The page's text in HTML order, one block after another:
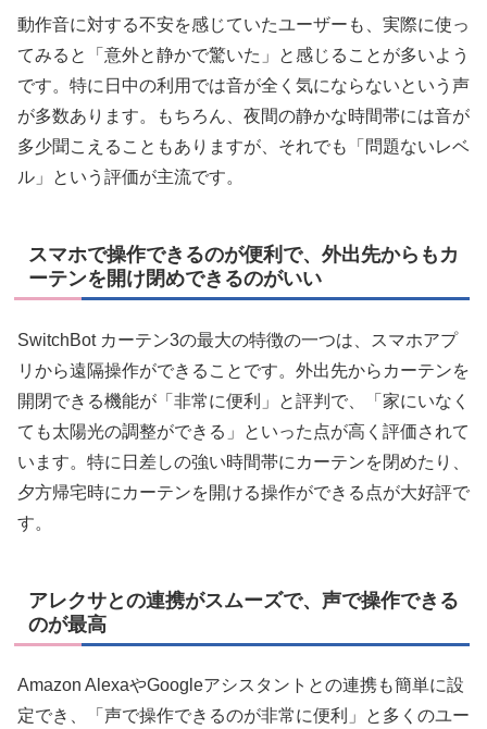
動作音に対する不安を感じていたユーザーも、実際に使っ
てみると「意外と静かで驚いた」と感じることが多いよう
です。特に日中の利用では音が全く気にならないという声
が多数あります。もちろん、夜間の静かな時間帯には音が
多少聞こえることもありますが、それでも「問題ないレベ
ル」という評価が主流です。
スマホで操作できるのが便利で、外出先からもカ
ーテンを開け閉めできるのがいい
SwitchBot カーテン3の最大の特徴の一つは、スマホアプ
リから遠隔操作ができることです。外出先からカーテンを
開閉できる機能が「非常に便利」と評判で、「家にいなく
ても太陽光の調整ができる」といった点が高く評価されて
います。特に日差しの強い時間帯にカーテンを閉めたり、
夕方帰宅時にカーテンを開ける操作ができる点が大好評で
す。
アレクサとの連携がスムーズで、声で操作できる
のが最高
Amazon AlexaやGoogleアシスタントとの連携も簡単に設
定でき、「声で操作できるのが非常に便利」と多くのユー